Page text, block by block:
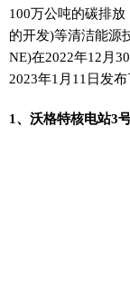
100万公吨的碳排
的开发)等清洁能源
NE)在2022年12月
2023年1月11日发
1、沃格特核电站3